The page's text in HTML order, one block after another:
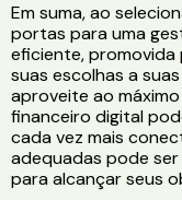
Em suma, ao
portas para uma
eficiente,
suas escolhas a
aproveite ao
financeiro digital
cada vez mais
adequadas pode
para alcançar seus